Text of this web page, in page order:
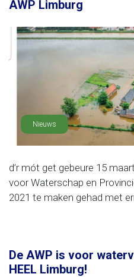
AWP Limburg
Nieuws
d’r mót get gebeure 15
voor Waterschap en
2021 te maken gehad met
De AWP is voor
HEEL Limburg!